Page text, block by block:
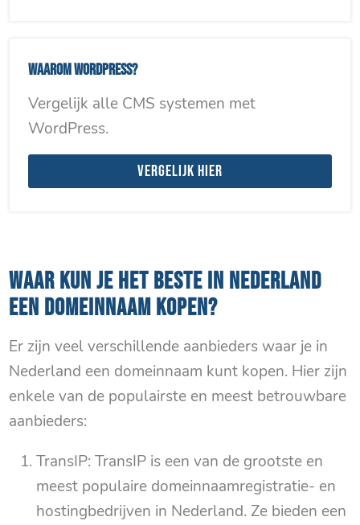
Waarom WordPress?
Vergelijk alle CMS systemen met
WordPress.
Vergelijk hier
WAAR KUN JE HET BESTE IN NEDERLAND
EEN DOMEINNAAM KOPEN?
Er zijn veel verschillende aanbieders waar je in
Nederland een domeinnaam kunt kopen. Hier zijn
enkele van de populairste en meest betrouwbare
aanbieders:
TransIP: TransIP is een van de grootste en
meest populaire domeinnaamregistratie- en
hostingbedrijven in Nederland. Ze bieden een